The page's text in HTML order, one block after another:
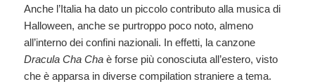
Anche l’Italia ha dato un piccolo contributo alla musica di
Halloween, anche se purtroppo poco noto, almeno
all’interno dei confini nazionali. In effetti, la canzone
Dracula Cha Chaè forse più conosciuta all’estero, visto
che è apparsa in diverse compilation straniere a tema.